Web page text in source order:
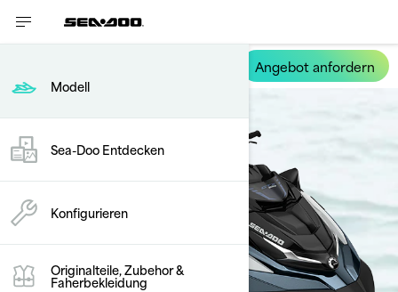
Modell
Sea-Doo Entdecken
Konfigurieren
Originalteile, Zubehor &
Faherbekleidung
Angebot anfordern